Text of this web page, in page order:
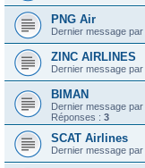
PNG Air
Dernier message par
ZINC AIRLINES
Dernier message par
BIMAN
Dernier message par
Réponses : 3
SCAT Airlines
Dernier message par